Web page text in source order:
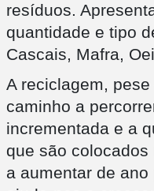
resíduos.
quantidade e tipo
Cascais, Mafra,
A reciclagem,
caminho a
incrementada e a
que são
a aumentar de